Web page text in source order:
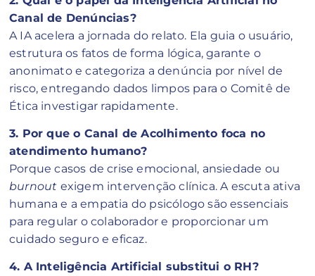
Canal de Denúncias?
A IA acelera a jornada do relato. Ela guia o usuário,
estrutura os fatos de forma lógica, garante o
anonimato e categoriza a denúncia por nível de
risco, entregando dados limpos para o Comitê de
Ética investigar rapidamente.
3. Por que o Canal de Acolhimento foca no
atendimento humano?
Porque casos de crise emocional, ansiedade ou
burnout exigem intervenção clínica. A escuta ativa
humana e a empatia do psicólogo são essenciais
para regular o colaborador e proporcionar um
cuidado seguro e eficaz.
4. A Inteligência Artificial substitui o RH?